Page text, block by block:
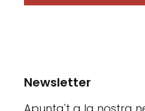
Newsletter